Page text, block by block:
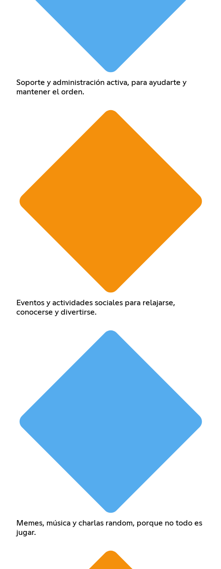
Soporte y administración activa, para ayudarte y
mantener el orden.
Eventos y actividades sociales para relajarse,
conocerse y divertirse.
Memes, música y charlas random, porque no todo es
jugar.